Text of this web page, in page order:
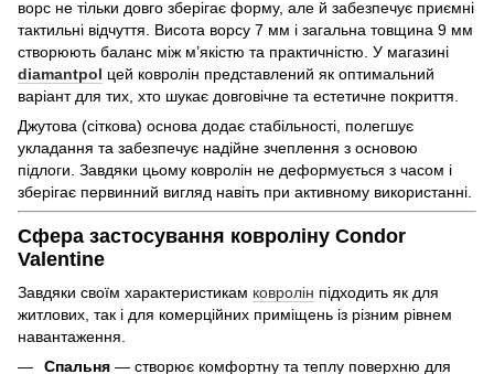
ворс не тільки довго зберігає форму, але й забезпечує приємні
тактильні відчуття. Висота ворсу 7 мм і загальна товщина 9 мм
створюють баланс між м’якістю та практичністю. У магазині
diamantpol цей ковролін представлений як оптимальний
варіант для тих, хто шукає довговічне та естетичне покриття.
Джутова (сіткова) основа додає стабільності, полегшує
укладання та забезпечує надійне зчеплення з основою
підлоги. Завдяки цьому ковролін не деформується з часом і
зберігає первинний вигляд навіть при активному використанні.
Сфера застосування ковроліну Condor
Valentine
Завдяки своїм характеристикам ковролін підходить як для
житлових, так і для комерційних приміщень із різним рівнем
навантаження.
Спальня — створює комфортну та теплу поверхню для